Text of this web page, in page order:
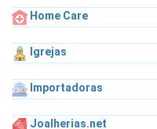
Home Care
Igrejas
Importadoras
Joalherias.net